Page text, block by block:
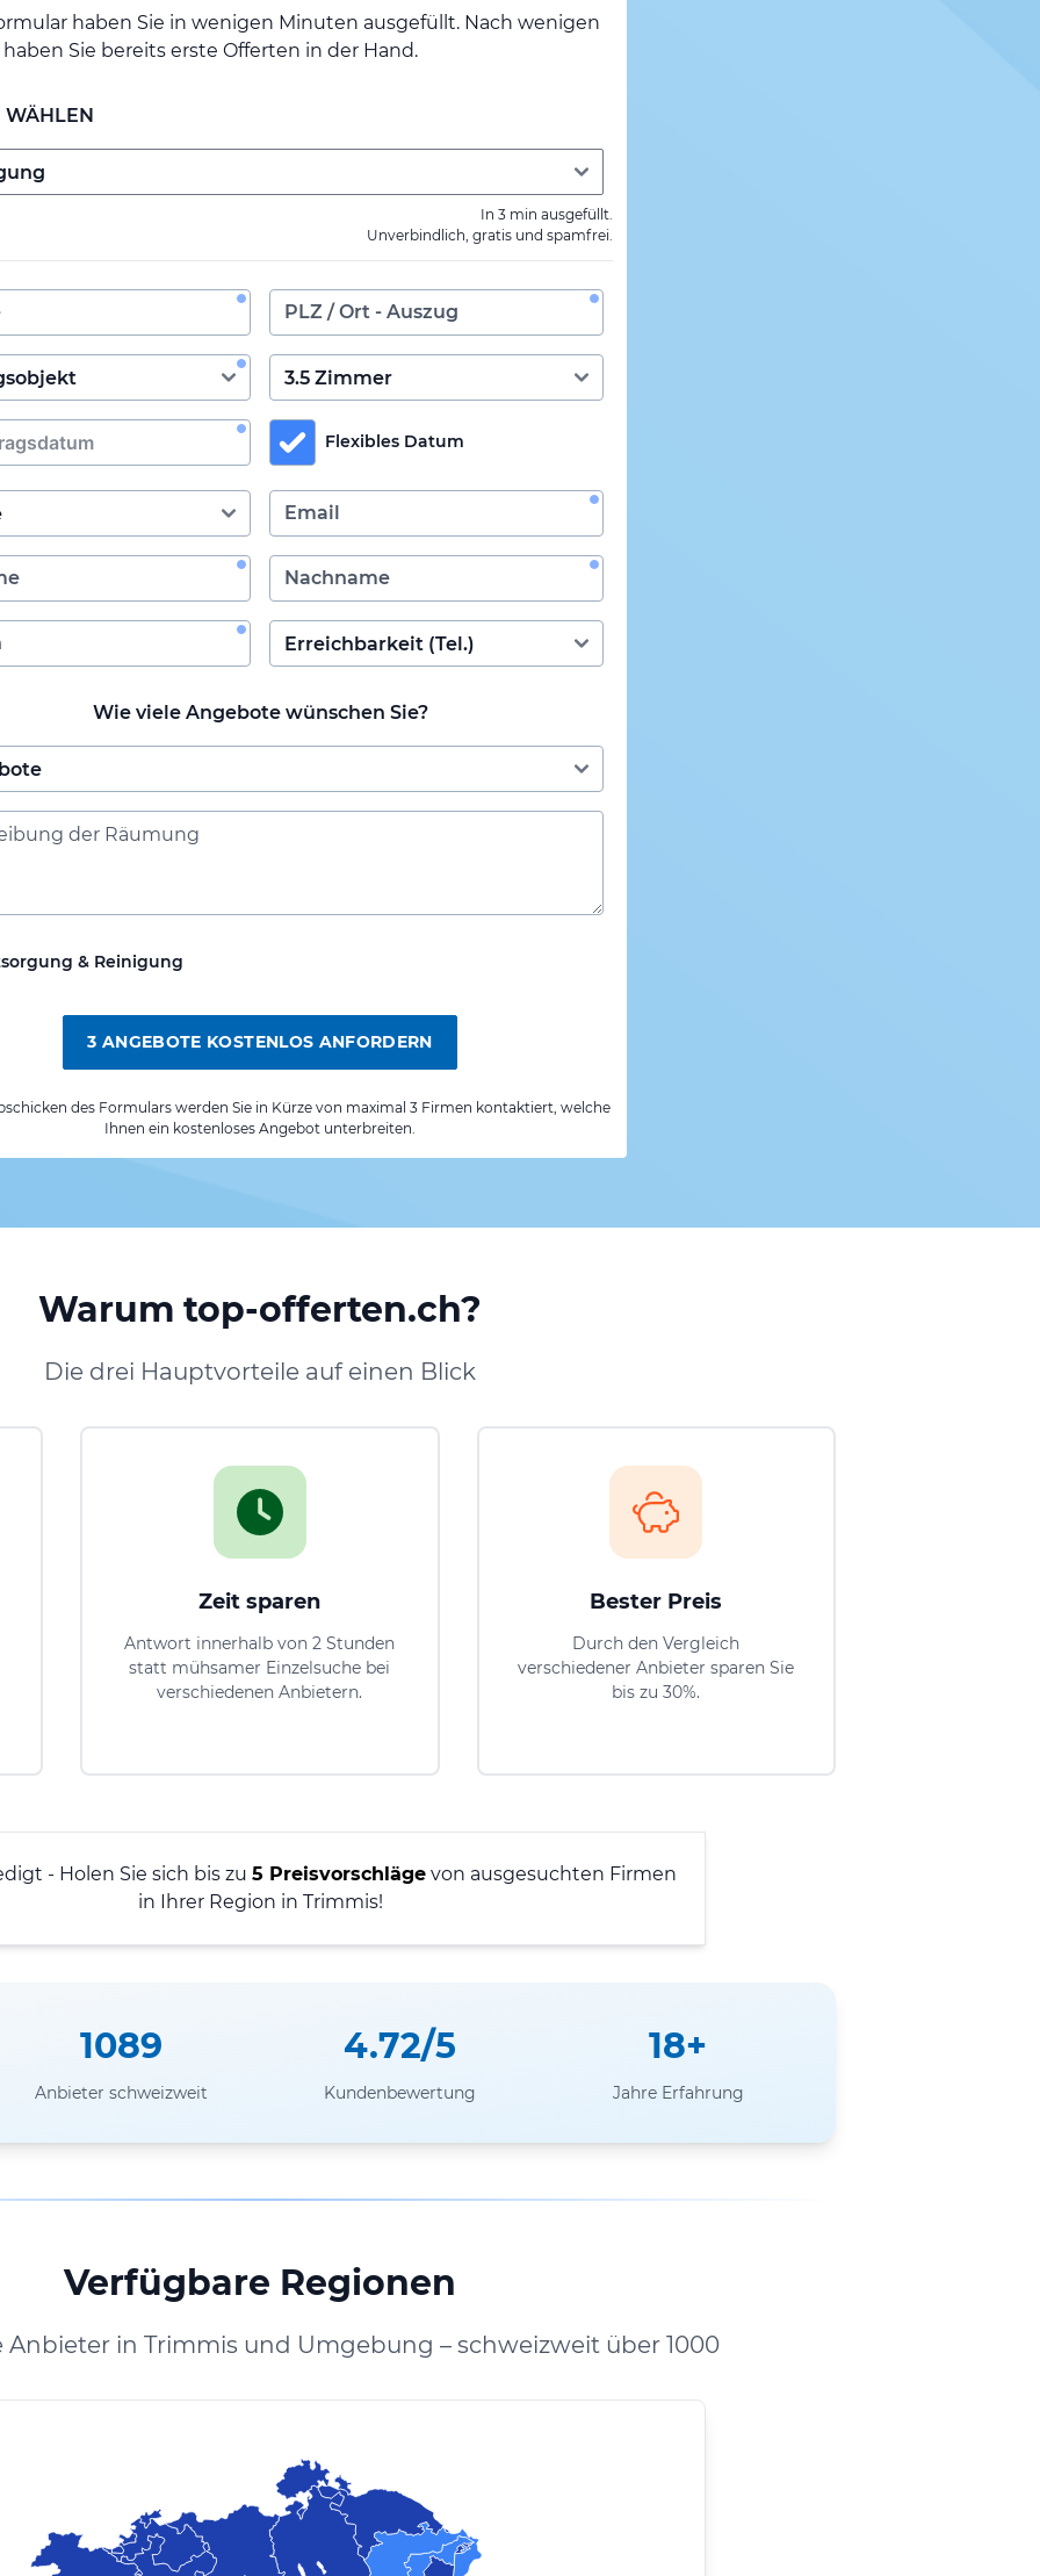
haben Sie in wenigen Minuten ausgefüllt. Nach wenigen
Sie bereits erste Offerten in der Hand.
WÄHLEN
In 3 min ausgefüllt.
Unverbindlich, gratis und spamfrei.
Flexibles Datum
Wie viele Angebote wünschen Sie?
& Reinigung
3 ANGEBOTE KOSTENLOS ANFORDERN
des Formulars werden Sie in Kürze von maximal 3 Firmen kontaktiert, welche
Ihnen ein kostenloses Angebot unterbreiten.
Warum top-offerten.ch?
Die drei Hauptvorteile auf einen Blick
Zeit sparen
Antwort innerhalb von 2 Stunden
statt mühsamer Einzelsuche bei
verschiedenen Anbietern.
Bester Preis
Durch den Vergleich
verschiedener Anbieter sparen Sie
bis zu 30%.
- Holen Sie sich bis zu 5 Preisvorschlägevon ausgesuchten Firmen
in Ihrer Region in Trimmis!
1089
Anbieter schweizweit
4.72/5
Kundenbewertung
18+
Jahre Erfahrung
Verfügbare Regionen
in Trimmis und Umgebung – schweizweit über 1000